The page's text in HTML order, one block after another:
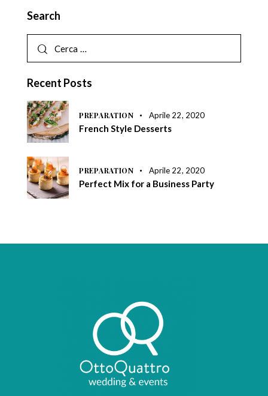
Search
Recent Posts
PREPARATION Aprile 22, 2020
French Style Desserts
PREPARATION Aprile 22, 2020
Perfect Mix for a Business Party